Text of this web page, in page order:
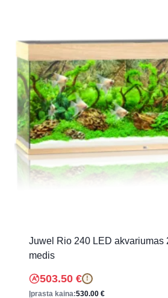
Juwel Rio 240 LED akvariumas
medis
503.50 € !
Įprasta kaina:530.00 €